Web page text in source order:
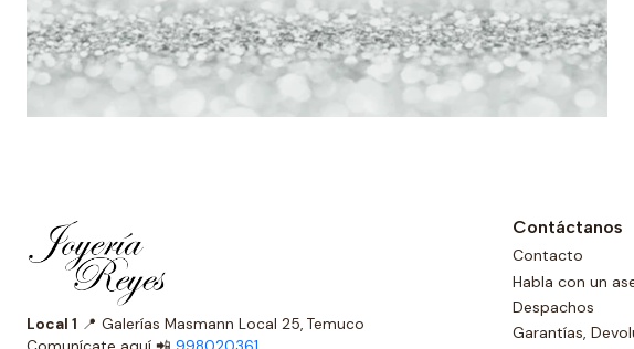
Local 1 📍 Galerías Masmann Local 25, Temuco
Contáctanos
Contacto
Habla con un
Despachos
Garantías,